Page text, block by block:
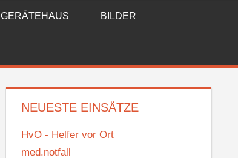
GERÄTEHAUS BILDER
NEUESTE EINSÄTZE
HvO - Helfer vor Ort
med.notfall